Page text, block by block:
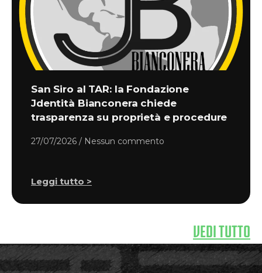
San Siro al TAR: la Fondazione
Jdentità Bianconera chiede
trasparenza su proprietà e procedure
27/07/2026 Nessun commento
Leggi tutto >
VEDI TUTTO